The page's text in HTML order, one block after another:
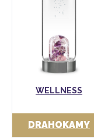
WELLNESS
DRAHOKAMY